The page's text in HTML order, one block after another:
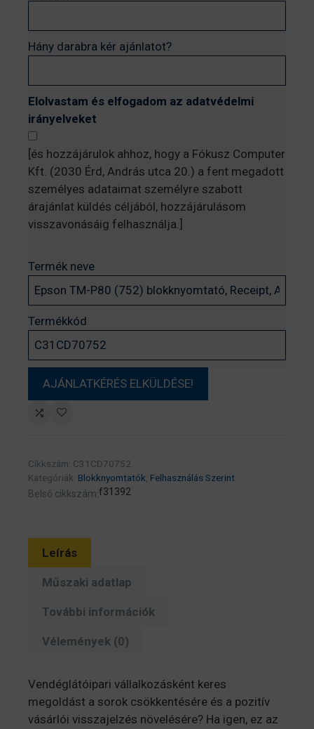
Hány darabra kér ajánlatot?
Elolvastam és elfogadom az adatvédelmi
irányelveket
[és hozzájárulok ahhoz, hogy a Fókusz Computer
Kft. (2030 Érd, András utca 20.) a fent megadott
személyes adataimat személyre szabott
árajánlat küldés céljából, hozzájárulásom
visszavonásáig felhasználja.]
Termék neve
Termékkód
Cikkszám: C31CD70752
Kategóriák: Blokknyomtatók, Felhasználás Szerint
Belső cikkszám:f31392
Leírás
Műszaki adatlap
További információk
Vélemények (0)
Vendéglátóipari vállalkozásként keres
megoldást a sorok csökkentésére és a pozitív
vásárlói visszajelzés növelésére? Ha igen, ez az